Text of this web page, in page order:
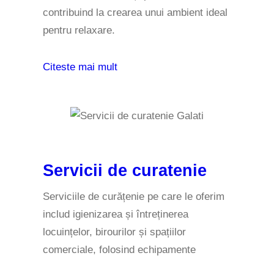
contribuind la crearea unui ambient ideal
pentru relaxare.
Citeste mai mult
Servicii de curatenie
Serviciile de curățenie pe care le oferim
includ igienizarea și întreținerea
locuințelor, birourilor și spațiilor
comerciale, folosind echipamente